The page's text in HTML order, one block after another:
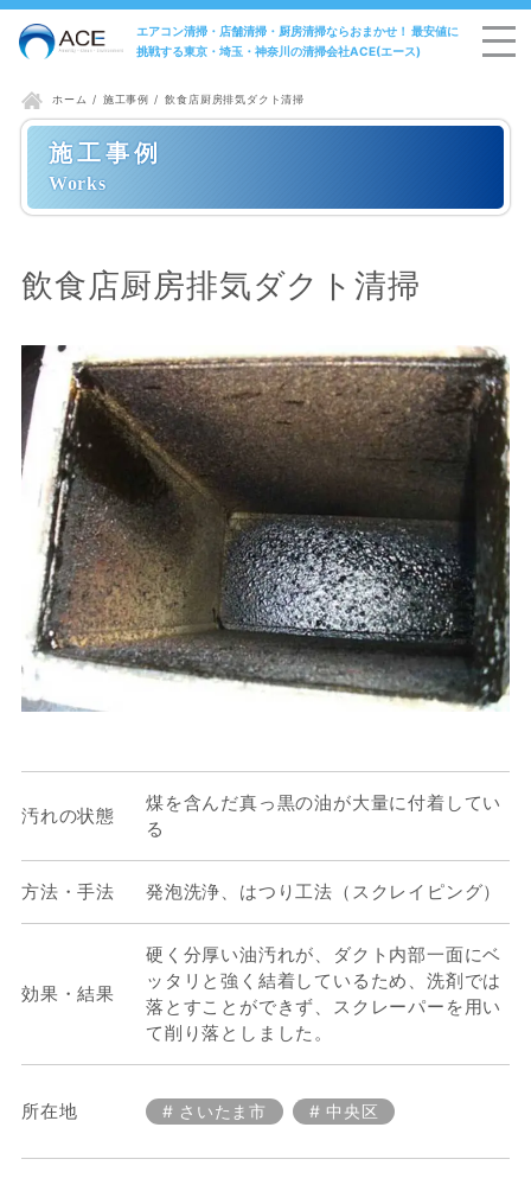
エアコン清掃・店舗清掃・厨房清掃ならおまかせ！ 最安値に
挑戦する東京・埼玉・神奈川の清掃会社ACE(エース)
ホーム 施工事例 飲食店厨房排気ダクト清掃
施工事例
飲食店厨房排気ダクト清掃
汚れの状態
煤を含んだ真っ黒の油が大量に付着してい
る
方法・手法 発泡洗浄、はつり工法（スクレイピング）
効果・結果
硬く分厚い油汚れが、ダクト内部一面にベ
ッタリと強く結着しているため、洗剤では
落とすことができず、スクレーパーを用い
て削り落としました。
所在地 さいたま市 中央区